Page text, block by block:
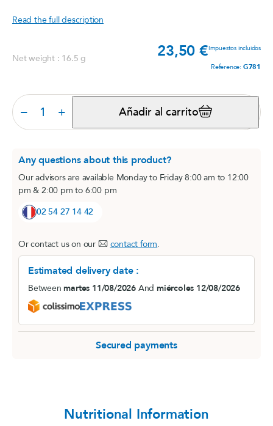
Read the full description
Net weight : 16.5 g 23,50 €Impuestos incluidos
Reference: G781
− + Añadir al carrito
Any questions about this product?
Our advisors are available Monday to Friday 8:00 am to 12:00
pm & 2:00 pm to 6:00 pm
02 54 27 14 42
Or contact us on our contact form.
Estimated delivery date :
Betweenmartes 11/08/2026 Andmiércoles 12/08/2026
Secured payments
Nutritional Information